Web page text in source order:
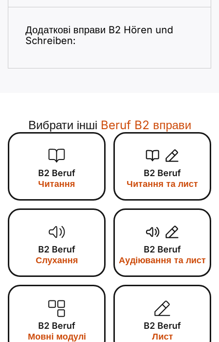
Додаткові вправи B2 Hören und
Schreiben:
Вибрати інші Beruf B2 вправи
B2 Beruf
Читання
B2 Beruf
Читання та лист
B2 Beruf
Слухання
B2 Beruf
Аудіювання та лист
B2 Beruf
Мовні модулі
B2 Beruf
Лист